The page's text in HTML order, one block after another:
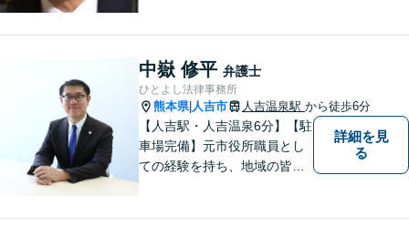
中嶽 修平 弁護士
ひとよし法律事務所
熊本県| 人吉市 人吉温泉駅 から徒歩6分
【人吉駅・人吉温泉6分】【駐
車場完備】元市役所職員とし
ての経験を持ち、地域の皆さ
詳細を見
る